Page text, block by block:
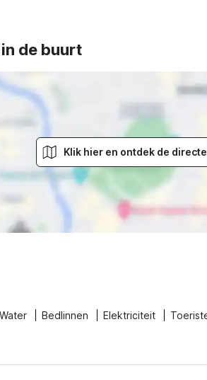
de buurt
Klik hier en ontdek de
Water Bedlinnen Elektriciteit